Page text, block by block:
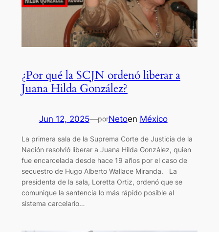
¿Por qué la SCJN ordenó liberar a
Juana Hilda González?
Jun 12, 2025—porNetoen México
La primera sala de la Suprema Corte de Justicia de la
Nación resolvió liberar a Juana Hilda González, quien
fue encarcelada desde hace 19 años por el caso de
secuestro de Hugo Alberto Wallace Miranda. La
presidenta de la sala, Loretta Ortiz, ordenó que se
comunique la sentencia lo más rápido posible al
sistema carcelario…